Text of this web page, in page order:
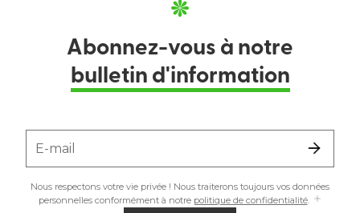
Abonnez-vous à notre
bulletin d'information
E-mail
Nous respectons votre vie privée ! Nous traiterons toujours vos données
personnelles conformément à notre politique de confidentialité.